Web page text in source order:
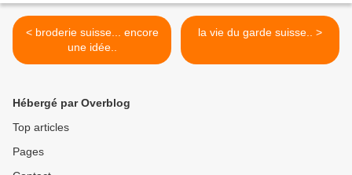
< broderie suisse... encore
une idée..
la vie du garde suisse.. >
Hébergé par Overblog
Top articles
Pages